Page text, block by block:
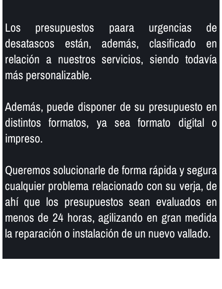
Los presupuestos paara urgencias de
desatascos están, además, clasificado en
relación a nuestros servicios, siendo todaví­a
más personalizable.
Además, puede disponer de su presupuesto en
distintos formatos, ya sea formato digital o
impreso.
Queremos solucionarle de forma rápida y segura
cualquier problema relacionado con su verja, de
ahí­ que los presupuestos sean evaluados en
menos de 24 horas, agilizando en gran medida
la reparación o instalación de un nuevo vallado.